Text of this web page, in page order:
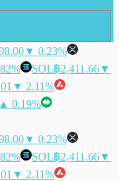
▼ 0.23%
SOL฿2,411.66▼
▼ 2.11%
▲ 0.19%
▼ 0.23%
SOL฿2,411.66▼
▼ 2.11%